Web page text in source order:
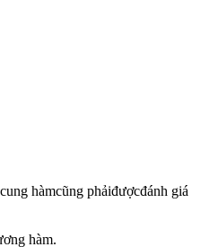
hàmcũng phảiđượcđánh giá
hàm.